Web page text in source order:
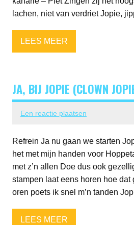
lachen, niet van verdriet Jopie,
LEES MEER
JA, BIJ JOPIE (CLOWN
Een reactie plaatsen
Refrein Ja nu gaan we starten
het met mijn handen voor
met z’n allen Doe dus ook
stampen laat eens horen hoe dat
oren poets ik snel m’n tanden
LEES MEER